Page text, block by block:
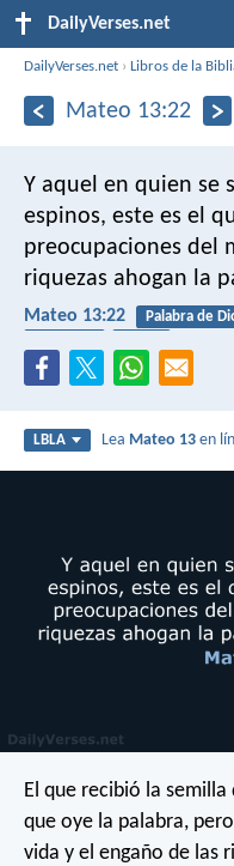
DailyVerses.net
DailyVerses.net ›Libros de la
Mateo 13:22
Y aquel en quien se
espinos, este es el
preocupaciones del
riquezas ahogan la
Mateo 13:22 Palabra de
LBLA Lea Mateo 13 en
El que recibió la semilla
que oye la palabra,
vida y el engaño de las